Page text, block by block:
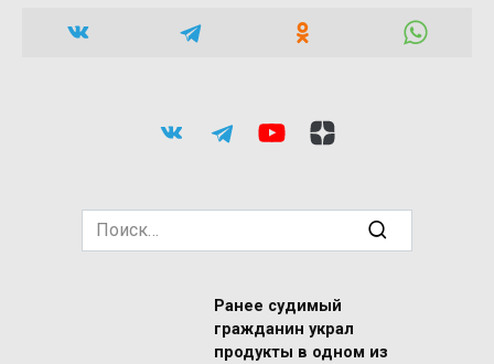
Search
for:
Ранее судимый
гражданин украл
продукты в одном из